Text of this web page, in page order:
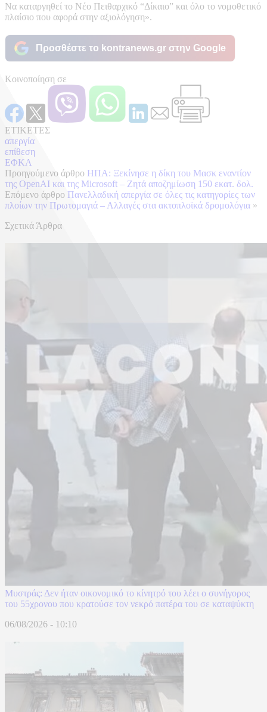
Να καταργηθεί το Νέο Πειθαρχικό “Δίκαιο” και όλο το νομοθετικό
πλαίσιο που αφορά στην αξιολόγηση».
Προσθέστε το kontranews.gr στην Google
Κοινοποίηση σε
ΕΤΙΚΕΤΕΣ
απεργία
επίθεση
ΕΦΚΑ
Προηγούμενο άρθρο ΗΠΑ: Ξεκίνησε η δίκη του Μασκ εναντίον
της OpenAI και της Microsoft – Ζητά αποζημίωση 150 εκατ. δολ.
Επόμενο άρθρο Πανελλαδική απεργία σε όλες τις κατηγορίες των
πλοίων την Πρωτομαγιά – Αλλαγές στα ακτοπλοϊκά δρομολόγια »
Σχετικά Άρθρα
Μυστράς: Δεν ήταν οικονομικό το κίνητρό του λέει ο συνήγορος
του 55χρονου που κρατούσε τον νεκρό πατέρα του σε καταψύκτη
06/08/2026 - 10:10